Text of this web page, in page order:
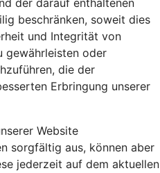
der darauf enthaltenen
beschränken, soweit dies
und Integrität von
gewährleisten oder
die der
Erbringung unserer
Website
sorgfältig aus, können aber
jederzeit auf dem aktuellen